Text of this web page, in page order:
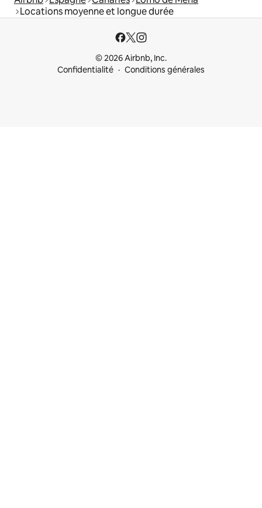
Locations moyenne et longue durée
© 2026 Airbnb, Inc.
Confidentialité
Conditions générales